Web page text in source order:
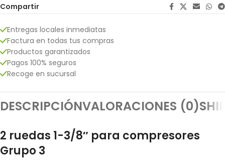
Compartir
Entregas locales inmediatas
Factura en todas tus compras
Productos garantizados
Pagos 100% seguros
Recoge en sucursal
DESCRIPCIÓNVALORACIONES (0)
2 ruedas 1-3/8″ para compresores
Grupo 3